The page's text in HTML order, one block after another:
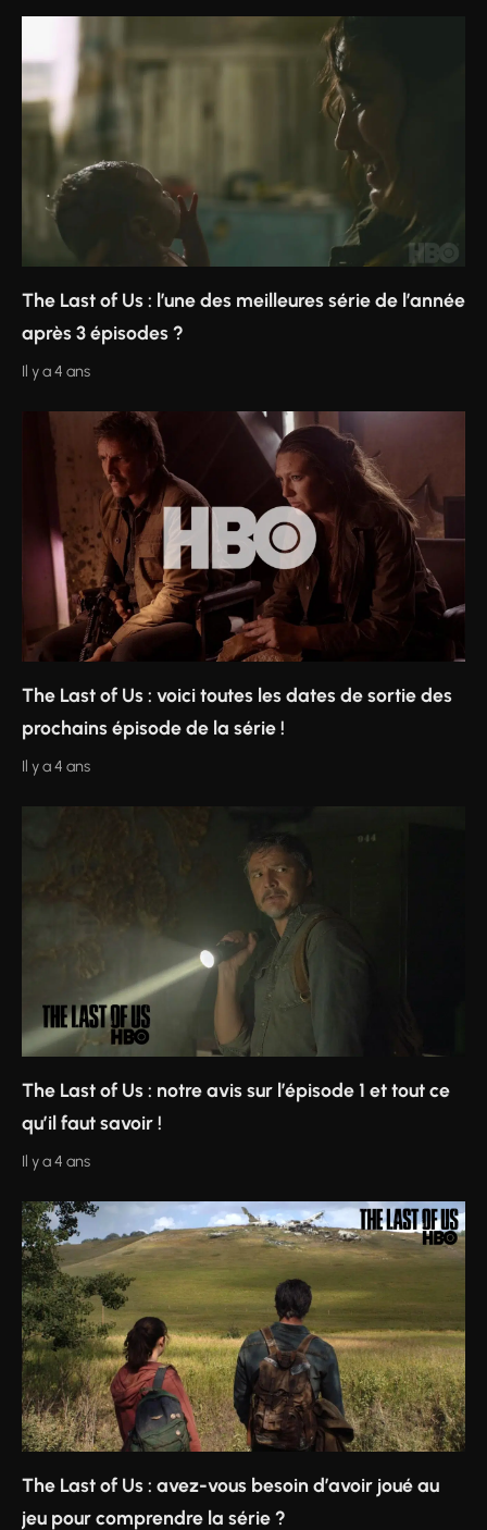
The Last of Us : l’une des meilleures série de l’année
après 3 épisodes ?
Il y a 4 ans
The Last of Us : voici toutes les dates de sortie des
prochains épisode de la série !
Il y a 4 ans
The Last of Us : notre avis sur l’épisode 1 et tout ce
qu’il faut savoir !
Il y a 4 ans
The Last of Us : avez-vous besoin d’avoir joué au
jeu pour comprendre la série ?